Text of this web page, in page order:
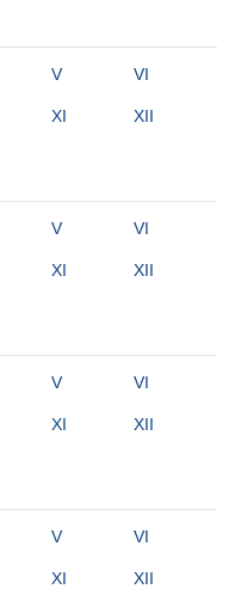
V VI
XI XII
V VI
XI XII
V VI
XI XII
V VI
XI XII